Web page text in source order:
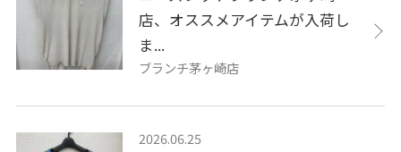
店、オススメアイテムが入荷し
ま...
ブランチ茅ヶ崎店
2026.06.25